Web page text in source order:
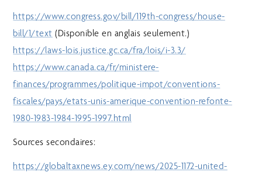
https://www.congress.gov/bill/119th-congress/house-
bill/1/text (Disponible en anglais seulement.)
https://laws-lois.justice.gc.ca/fra/lois/i-3.3/
https://www.canada.ca/fr/ministere-
finances/programmes/politique-impot/conventions-
fiscales/pays/etats-unis-amerique-convention-refonte-
1980-1983-1984-1995-1997.html
Sources secondaires:
https://globaltaxnews.ey.com/news/2025-1172-united-